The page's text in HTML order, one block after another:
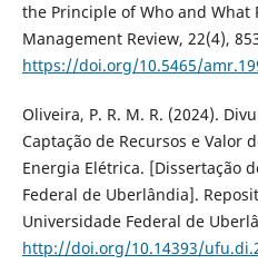
the Principle of Who and What
Management Review, 22(4),
https://doi.org/10.5465/
Oliveira, P. R. M. R. (2024).
Captação de Recursos e Valor
Energia Elétrica. [Dissertação
Federal de Uberlândia].
Universidade Federal de
http://doi.org/10.14393/